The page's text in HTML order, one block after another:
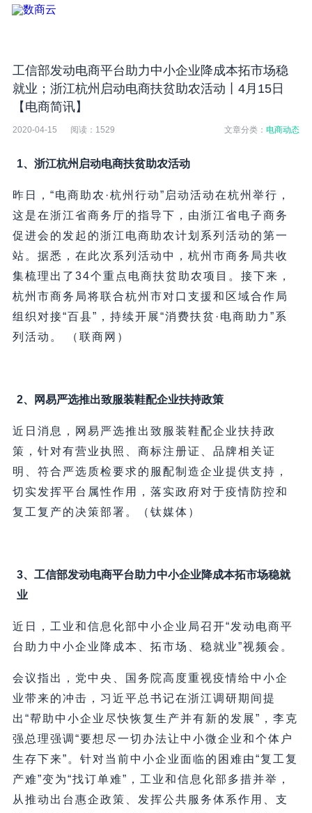
工信部发动电商平台助力中小企业降成本拓市场稳
就业；浙江杭州启动电商扶贫助农活动丨4月15日
【电商简讯】
2020-04-15 阅读： 1529 文章分类：电商动态
1、浙江杭州启动电商扶贫助农活动
昨日，“电商助农·杭州行动”启动活动在杭州举行，
这是在浙江省商务厅的指导下，由浙江省电子商务
促进会的发起的浙江电商助农计划系列活动的第一
站。据悉，在此次系列活动中，杭州市商务局共收
集梳理出了34个重点电商扶贫助农项目。接下来，
杭州市商务局将联合杭州市对口支援和区域合作局
组织对接“百县”，持续开展“消费扶贫·电商助力”系
列活动。 （联商网）
2、网易严选推出致服装鞋配企业扶持政策
近日消息，网易严选推出致服装鞋配企业扶持政
策，针对有营业执照、商标注册证、品牌相关证
明、符合严选质检要求的服配制造企业提供支持，
切实发挥平台属性作用，落实政府对于疫情防控和
复工复产的决策部署。（钛媒体）
3、工信部发动电商平台助力中小企业降成本拓市场稳就
业
近日，工业和信息化部中小企业局召开“发动电商平
台助力中小企业降成本、拓市场、稳就业”视频会。
会议指出，党中央、国务院高度重视疫情给中小企
业带来的冲击，习近平总书记在浙江调研期间提
出“帮助中小企业尽快恢复生产并有新的发展”，李克
强总理强调“要想尽一切办法让中小微企业和个体户
生存下来”。针对当前中小企业面临的困难由“复工复
产难”变为“找订单难”，工业和信息化部多措并举，
从推动出台惠企政策、发挥公共服务体系作用、支